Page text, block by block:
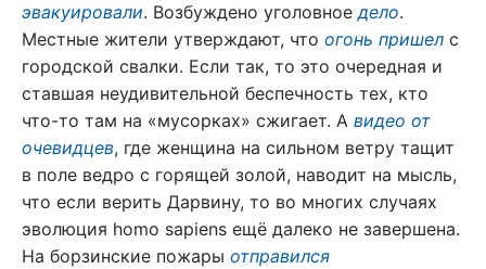
эвакуировали. Возбуждено уголовноедело.
Местные жители утверждают, что огонь пришел с
городской свалки. Если так, то это очередная и
ставшая неудивительной беспечность тех, кто
что-то там на «мусорках» сжигает. А видео от
очевидцев, где женщина на сильном ветру тащит
в поле ведро с горящей золой, наводит на мысль,
что если верить Дарвину, то во многих случаях
эволюция homo sapiens ещё далеко не завершена.
На борзинские пожары отправился